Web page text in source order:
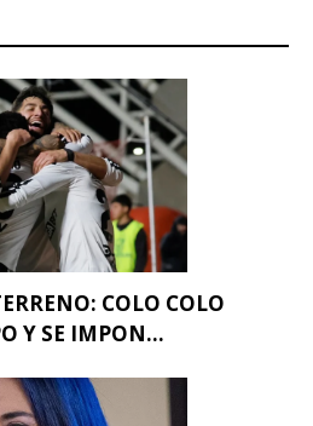
COLO COLO
Y SE IMPON...